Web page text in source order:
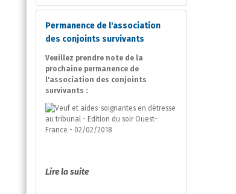
Permanence de l'association
des conjoints survivants
Veuillez prendre note de la
prochaine permanence de
l'association des conjoints
survivants :
Lire la suite